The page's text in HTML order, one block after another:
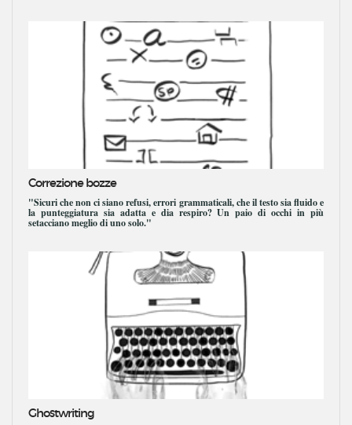
Correzione bozze
"Sicuri che non ci siano refusi, errori grammaticali, che il testo sia fluido e
la punteggiatura sia adatta e dia respiro? Un paio di occhi in più
setacciano meglio di uno solo."
Ghostwriting